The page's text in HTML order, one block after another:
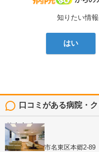
知りたい情
はい
口コミがある病院・
竹内内科
内科, 小児科
愛知県名古屋市名東区本郷2-89